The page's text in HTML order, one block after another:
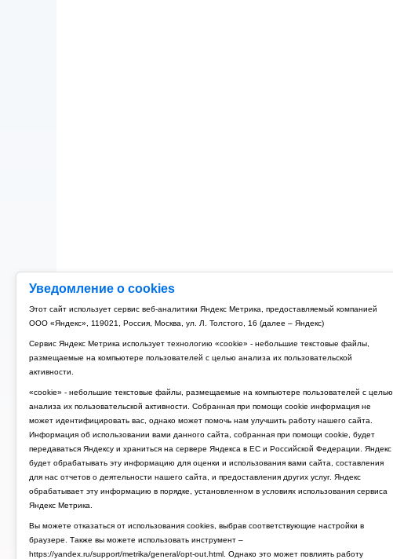
Уведомление о cookies
Этот сайт использует сервис веб-аналитики Яндекс Метрика, предоставляемый компанией
ООО «Яндекс», 119021, Россия, Москва, ул. Л. Толстого, 16 (далее – Яндекс)
Сервис Яндекс Метрика использует технологию «cookie» - небольшие текстовые файлы,
размещаемые на компьютере пользователей с целью анализа их пользовательской
активности.
«cookie» - небольшие текстовые файлы, размещаемые на компьютере пользователей с целью
анализа их пользовательской активности. Собранная при помощи cookie информация не
может идентифицировать вас, однако может помочь нам улучшить работу нашего сайта.
Информация об использовании вами данного сайта, собранная при помощи cookie, будет
передаваться Яндексу и храниться на сервере Яндекса в ЕС и Российской Федерации. Яндекс
будет обрабатывать эту информацию для оценки и использования вами сайта, составления
для нас отчетов о деятельности нашего сайта, и предоставления других услуг. Яндекс
обрабатывает эту информацию в порядке, установленном в условиях использования сервиса
Яндекс Метрика.
Вы можете отказаться от использования cookies, выбрав соответствующие настройки в
браузере. Также вы можете использовать инструмент –
https://yandex.ru/support/metrika/general/opt-out.html. Однако это может повлиять работу